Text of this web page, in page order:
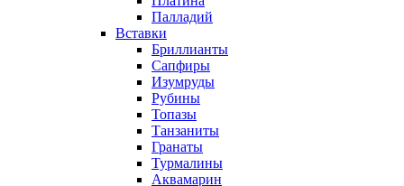
Палладий
Вставки
Бриллианты
Сапфиры
Изумруды
Рубины
Топазы
Танзаниты
Гранаты
Турмалины
Аквамарин